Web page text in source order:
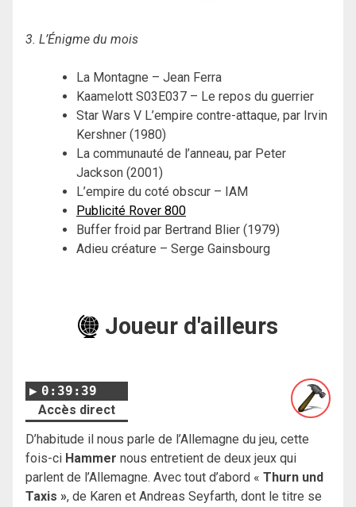
3. L’Énigme du mois
La Montagne – Jean Ferra
Kaamelott S03E037 – Le repos du guerrier
Star Wars V L’empire contre-attaque, par Irvin
Kershner (1980)
La communauté de l’anneau, par Peter
Jackson (2001)
L’empire du coté obscur – IAM
Publicité Rover 800
Buffer froid par Bertrand Blier (1979)
Adieu créature – Serge Gainsbourg
Joueur d'ailleurs
0:39:39
Accès direct
D’habitude il nous parle de l’Allemagne du jeu, cette
fois-ci Hammer nous entretient de deux jeux qui
parlent de l’Allemagne. Avec tout d’abord « Thurn und
Taxis », de Karen et Andreas Seyfarth, dont le titre se